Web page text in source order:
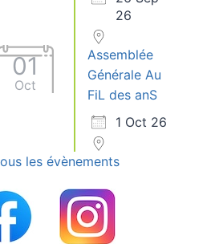
26
01
Oct
Assemblée
Générale Au
FiL des anS
1 Oct 26
les évènements